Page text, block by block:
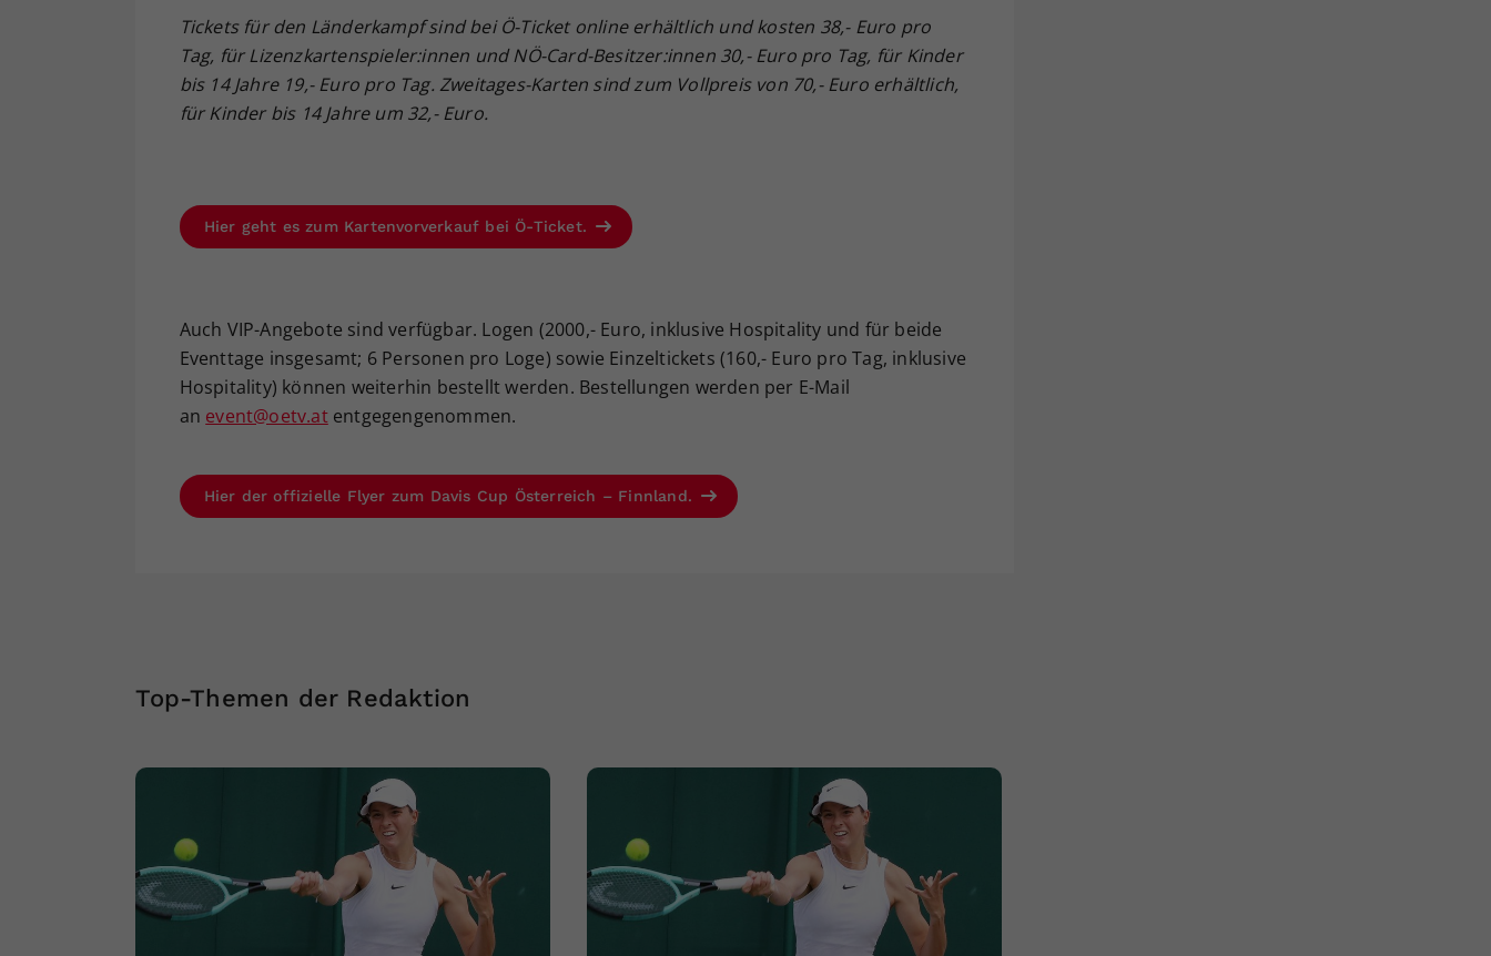
Tickets für den Länderkampf sind bei Ö-Ticket online erhältlich und kosten 38,- Euro pro
Tag, für Lizenzkartenspieler:innen und NÖ-Card-Besitzer:innen 30,- Euro pro Tag, für Kinder
bis 14 Jahre 19,- Euro pro Tag. Zweitages-Karten sind zum Vollpreis von 70,- Euro erhältlich,
für Kinder bis 14 Jahre um 32,- Euro.
Hier geht es zum Kartenvorverkauf bei Ö-Ticket.
Auch VIP-Angebote sind verfügbar. Logen (2000,- Euro, inklusive Hospitality und für beide
Eventtage insgesamt; 6 Personen pro Loge) sowie Einzeltickets (160,- Euro pro Tag, inklusive
Hospitality) können weiterhin bestellt werden. Bestellungen werden per E-Mail
an event@oetv.atentgegengenommen.
Hier der offizielle Flyer zum Davis Cup Österreich – Finnland.
Top-Themen der Redaktion